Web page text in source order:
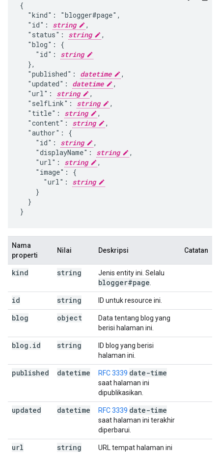
{
  "kind": "blogger#page",
  "id":
string
,
  "status":
string
,
  "blog": {
    "id":
string
  },
  "published":
datetime
,
  "updated":
datetime
,
  "url":
string
,
  "selfLink":
string
,
  "title":
string
,
  "content":
string
,
  "author": {
    "id":
string
,
    "displayName":
string
,
    "url":
string
,
    "image": {
      "url":
string
    }
  }
}
Nama
properti
Nilai Deskripsi Catatan
kind string Jenis entity ini. Selalu
blogger#page
id string ID untuk resource ini.
blog object
Data tentang blog yang
berisi halaman ini.
blog . id string
ID blog yang berisi
halaman ini.
published datetime RFC 3339 date-time
saat halaman ini
dipublikasikan.
updated datetime RFC 3339 date-time
saat halaman ini terakhir
diperbarui.
url string
URL tempat halaman ini